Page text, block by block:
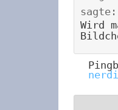
sagte:
Wird